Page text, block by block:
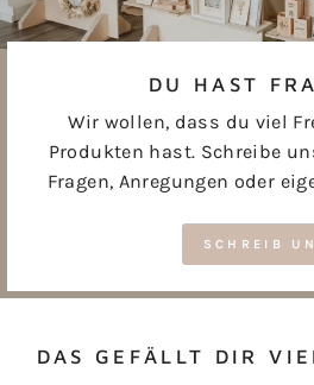
DU HAST
Wir wollen, dass du viel
Produkten hast. Schreibe
Fragen, Anregungen oder
SCHREIB
DAS GEFÄLLT DIR